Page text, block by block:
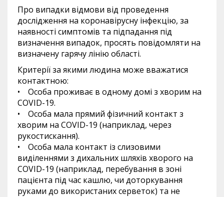
Про випадки відмови від проведення
дослідження на коронавірусну інфекцію, за
наявності симптомів та підпадання під
визначення випадок, просять повідомляти на
визначену гарячу лінію області.
Критерії за якими людина може вважатися
контактною:
• Особа проживає в одному домі з хворим на
COVID-19.
• Особа мала прямий фізичний контакт з
хворим на COVID-19 (наприклад, через
рукостискання).
• Особа мала контакт із слизовими
виділеннями з дихальних шляхів хворого на
COVID-19 (наприклад, перебування в зоні
пацієнта під час кашлю, чи доторкування
руками до використаних серветок) та не